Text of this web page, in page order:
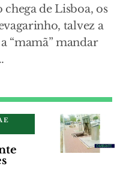
de Lisboa, os
talvez a
“mamã” mandar
E